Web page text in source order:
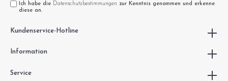
Ich habe die Datenschutzbestimmungen zur Kenntnis genommen und erkenne
diese an.
Kundenservice-Hotline
Information
Service